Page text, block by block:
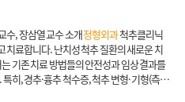
만곡족, 대퇴골두 골단분리증, 소아 골절,
종양, 다지증, 합지증, 엄지 저형성증, 방아
및 골 종양, 원반형 연골판, 십자인대 손상,
증, 사지 변형, 뇌성마비, 희귀골격계 질환
양하거나 난해한 환아의 경우에는 다른 교
을 경청한 후 최선의 치료방법을 결정하고
문적 역량 서울대학교 어린이병원 소아정형외과는 너무나 많은
하기가 어려울뿐더러, 연구의 질에서는 더
학회에서 연구 성과를 발표하고 있고, 세계
논문을 발표한 바 있습니다. 환자를 대상으
고 있습니다.
학검사실 및 골은행을 운영하고 있으며 전
손, 손목, 팔꿈치 질환 및 말초신경질환, 견
집중적이고 효율적인 진료가 이루어지도
: 장봉순 교수, 김형민 교수, 장삼열 교수 소개정형외과척추클리닉
치료합니다. 난치성 척추 질환의 새로운 치
기존 치료 방법들의 안전성과 임상 결과를